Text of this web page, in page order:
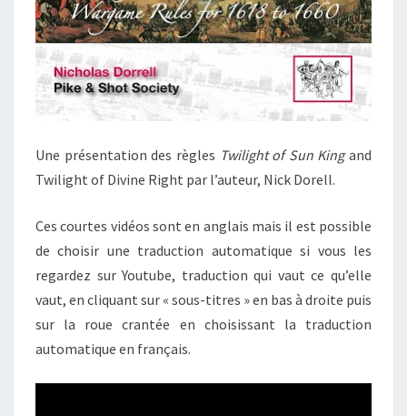
Une présentation des règles Twilight of Sun Kingand
Twilight of Divine Right par l’auteur, Nick Dorell.
Ces courtes vidéos sont en anglais mais il est possible
de choisir une traduction automatique si vous les
regardez sur Youtube, traduction qui vaut ce qu’elle
vaut, en cliquant sur « sous-titres » en bas à droite puis
sur la roue crantée en choisissant la traduction
automatique en français.